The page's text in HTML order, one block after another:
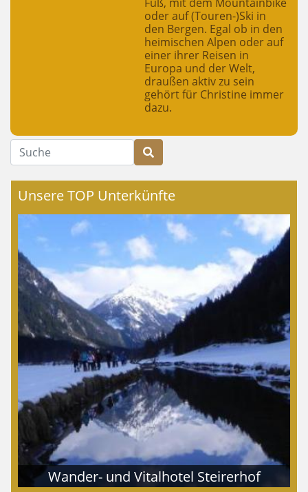
oder auf (Touren-)Ski in
den Bergen. Egal ob in den
heimischen Alpen oder auf
einer ihrer Reisen in
Europa und der Welt,
draußen aktiv zu sein
gehört für Christine immer
dazu.
Suche
Unsere TOP Unterkünfte
Wander- und Vitalhotel Steirerhof